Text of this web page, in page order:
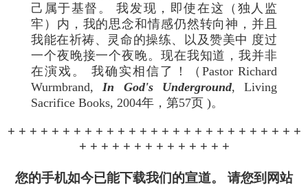
己属于基督。 我发现，即使在这（独人监
牢）内，我的思念和情感仍然转向神，并且
我能在祈祷、灵命的操练、以及赞美中 度过
一个夜晚接一个夜晚。现在我知道，我并非
在演戏。 我确实相信了！（Pastor Richard
Wurmbrand,In God's Underground, Living
Sacrifice Books, 2004年，第57页 )。
+ + + + + + + + + + + + + + + + + + + + + + + + + + +
+ + + + + + + + + + + + + +
您的手机如今已能下载我们的宣道。 请您到网站